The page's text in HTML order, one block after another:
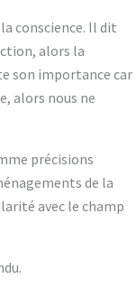
conscience. Il dit
alors la
son importance car
alors nous ne
précisions
de la
avec le champ